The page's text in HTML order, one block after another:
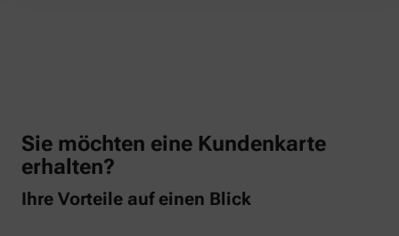
Sie möchten eine Kundenkarte
erhalten?
Ihre Vorteile auf einen Blick